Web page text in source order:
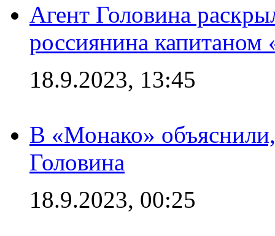
Агент Головина
россиянина
18.9.2023, 13:45
В «Монако»
Головина
18.9.2023, 00:25